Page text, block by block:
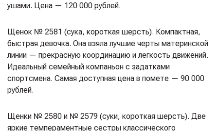
ушами. Цена — 120 000 рублей.
Щенок № 2581 (сука, короткая шерсть). Компактная,
быстрая девочка. Она взяла лучшие черты материнской
линии — прекрасную координацию и легкость движений.
Идеальный семейный компаньон с задатками
спортсмена. Самая доступная цена в помете — 90 000
рублей.
Щенки № 2580 и № 2579 (суки, короткая шерсть). Две
яркие темпераментные сестры классического